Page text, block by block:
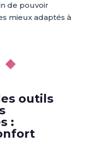
de pouvoir
mieux adaptés à
outils
: